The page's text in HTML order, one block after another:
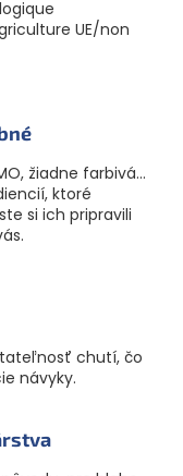
žiadne farbivá...
ktoré
si ich pripravili
chutí, čo
návyky.